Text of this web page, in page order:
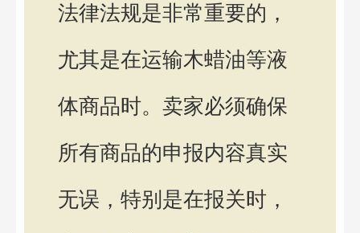
法律法规是非常重要的，
尤其是在运输木蜡油等液
体商品时。卖家必须确保
所有商品的申报内容真实
无误，特别是在报关时，